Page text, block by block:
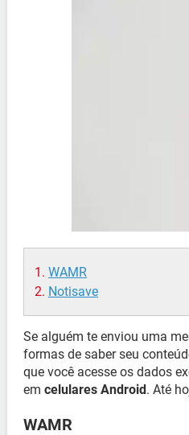
WAMR
Notisave
Se alguém te enviou uma
formas de saber seu
que você acesse os dados
em celulares Android. Até
WAMR